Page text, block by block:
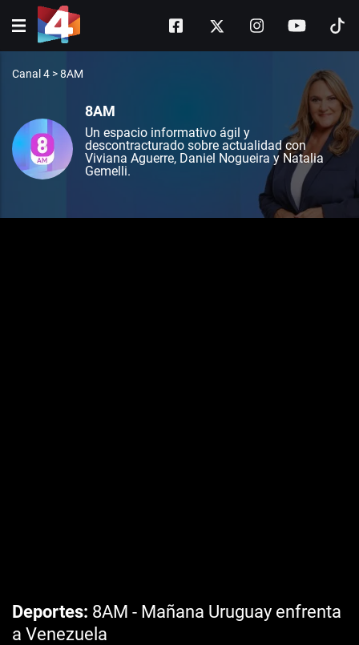
Canal 4 >8AM
8AM
Un espacio informativo ágil y
descontracturado sobre actualidad con
Viviana Aguerre, Daniel Nogueira y Natalia
Gemelli.
Deportes 8AM - Mañana Uruguay enfrenta
a Venezuela